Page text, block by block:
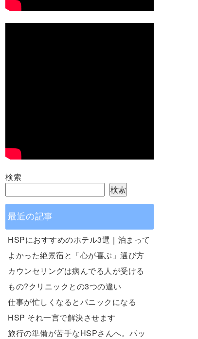
検索
検索
最近の記事
HSPにおすすめのホテル3選｜泊まって
よかった絶景宿と「心が喜ぶ」選び方
カウンセリングは病んでる人が受ける
もの?クリニックとの3つの違い
仕事が忙しくなるとパニックになる
HSP それ一言で解決させます
旅行の準備が苦手なHSPさんへ。パッ